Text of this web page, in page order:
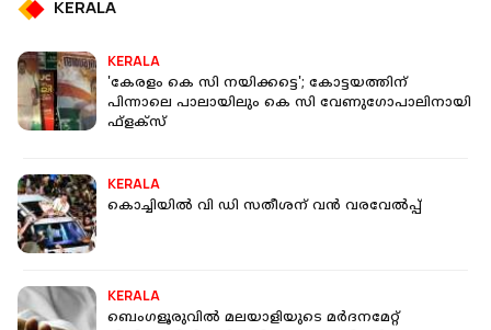
KERALA
KERALA
'കേരളം കെ സി നയിക്കട്ടെ'; കോട്ടയത്തിന്
പിന്നാലെ പാലായിലും കെ സി വേണുഗോപാലിനായി
ഫ്‌ളക്‌സ്
KERALA
കൊച്ചിയിൽ വി ഡി സതീശന് വൻ വരവേൽപ്പ്
KERALA
ബെംഗളൂരുവിൽ മലയാളിയുടെ മർദനമേറ്റ്